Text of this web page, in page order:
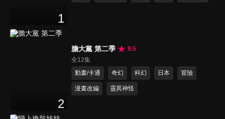
1
2
膽大黨 第二季
9.5
全12集
動畫/卡通
奇幻 科幻 日本 冒險
漫畫改編 靈異神怪